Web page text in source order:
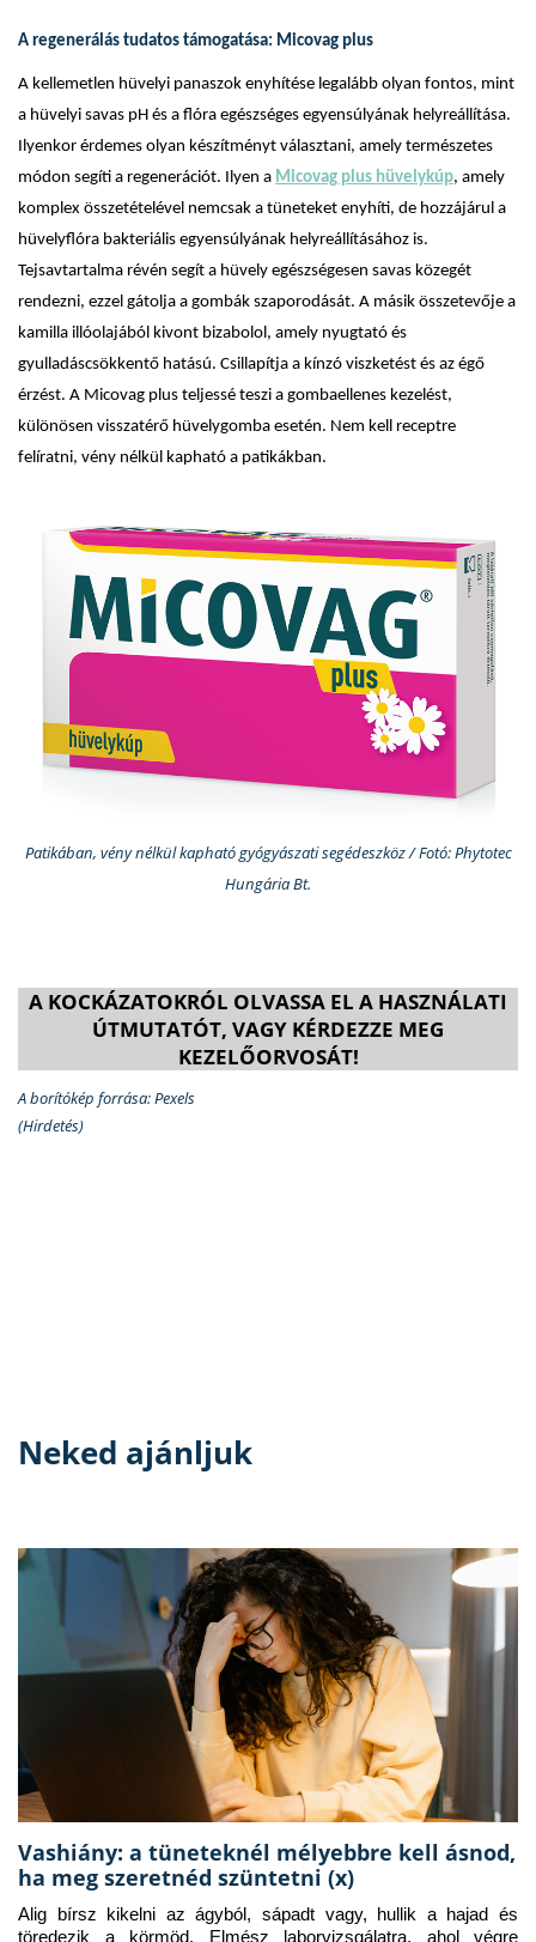
A regenerálás tudatos támogatása: Micovag plus
A kellemetlen hüvelyi panaszok enyhítése legalább olyan fontos, mint
a hüvelyi savas pH és a flóra egészséges egyensúlyának helyreállítása.
Ilyenkor érdemes olyan készítményt választani, amely természetes
módon segíti a regenerációt. Ilyen a Micovag plus hüvelykúp, amely
komplex összetételével nemcsak a tüneteket enyhíti, de hozzájárul a
hüvelyflóra bakteriális egyensúlyának helyreállításához is.
Tejsavtartalma révén segít a hüvely egészségesen savas közegét
rendezni, ezzel gátolja a gombák szaporodását. A másik összetevője a
kamilla illóolajából kivont bizabolol, amely nyugtató és
gyulladáscsökkentő hatású. Csillapítja a kínzó viszketést és az égő
érzést. A Micovag plus teljessé teszi a gombaellenes kezelést,
különösen visszatérő hüvelygomba esetén. Nem kell receptre
felíratni, vény nélkül kapható a patikákban.
Patikában, vény nélkül kapható gyógyászati segédeszköz / Fotó: Phytotec
Hungária Bt.
A KOCKÁZATOKRÓL OLVASSA EL A HASZNÁLATI
ÚTMUTATÓT, VAGY KÉRDEZZE MEG
KEZELŐORVOSÁT!
A borítókép forrása: Pexels
(Hirdetés)
Neked ajánljuk
Vashiány: a tüneteknél mélyebbre kell ásnod,
ha meg szeretnéd szüntetni (x)
Alig bírsz kikelni az ágyból, sápadt vagy, hullik a hajad és
töredezik a körmöd. Elmész laborvizsgálatra, ahol végre